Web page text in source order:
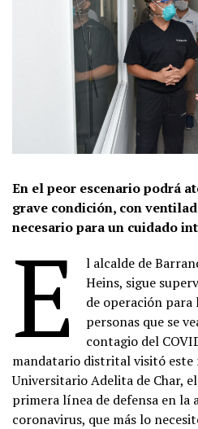
En el peor escenario podrá
grave condición, con
necesario para un cuidado
E
l alcalde de
Heins, sigue
de operación para
personas que se
contagio del
mandatario distrital visitó este
Universitario Adelita de Char,
primera línea de defensa en la
coronavirus, que más lo